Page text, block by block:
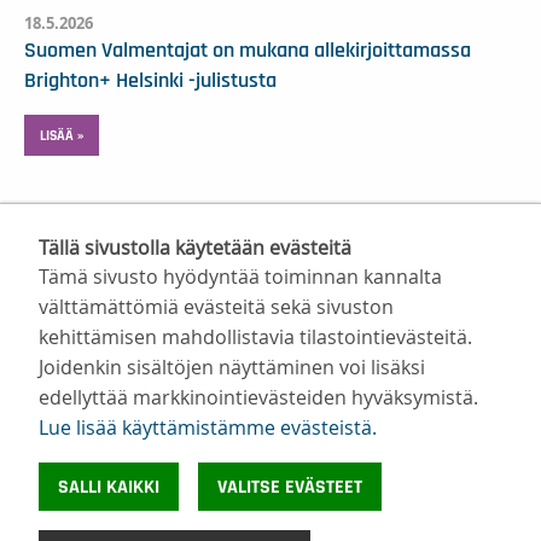
Tällä sivustolla käytetään evästeitä
Tämä sivusto hyödyntää toiminnan kannalta
välttämättömiä evästeitä sekä sivuston
kehittämisen mahdollistavia tilastointievästeitä.
Joidenkin sisältöjen näyttäminen voi lisäksi
edellyttää markkinointievästeiden hyväksymistä.
Lue lisää käyttämistämme evästeistä.​​​​​​
SALLI KAIKKI VALITSE EVÄSTEET
18.5.2026
Suomen Valmentajat on mukana allekirjoittamassa
Brighton+ Helsinki -julistusta
LISÄÄ »
Suomen Valmentajat ry
Valimotie 10, 00380 Helsinki
toimisto@suomenvalmentajat.fi
Kaikki yhteystiedot
Tietosuoja
Evästeiden käyttö